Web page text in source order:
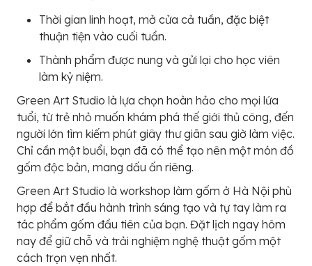
Thời gian linh hoạt, mở cửa cả tuần, đặc biệt
thuận tiện vào cuối tuần.
Thành phẩm được nung và gửi lại cho học viên
làm kỷ niệm.
Green Art Studio là lựa chọn hoàn hảo cho mọi lứa
tuổi, từ trẻ nhỏ muốn khám phá thế giới thủ công, đến
người lớn tìm kiếm phút giây thư giãn sau giờ làm việc.
Chỉ cần một buổi, bạn đã có thể tạo nên một món đồ
gốm độc bản, mang dấu ấn riêng.
Green Art Studio là workshop làm gốm ở Hà Nội phù
hợp để bắt đầu hành trình sáng tạo và tự tay làm ra
tác phẩm gốm đầu tiên của bạn. Đặt lịch ngay hôm
nay để giữ chỗ và trải nghiệm nghệ thuật gốm một
cách trọn vẹn nhất.